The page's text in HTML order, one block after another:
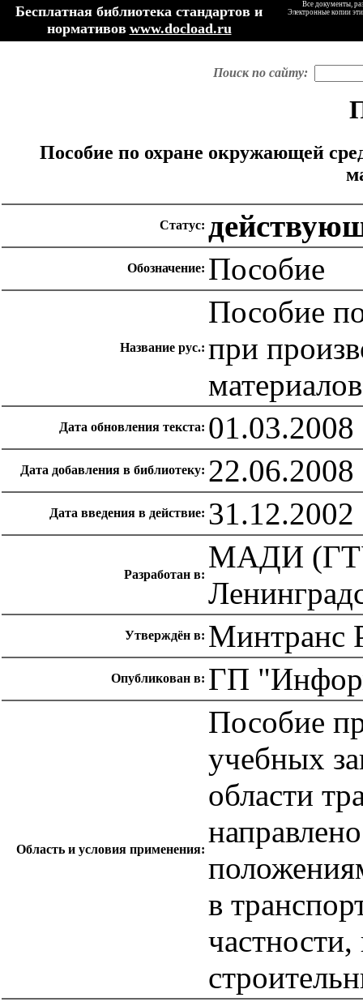
Бесплатная библиотека стандартов и
нормативов www.docload.ru
Все документы,
Электронные копии
Поиск по сайту:
Пособие по охране окружающей
Статус:
Обозначение: Пособие
Название рус.:
Пособие
при
материалов
Дата обновления текста: 01.03.2008
Дата добавления в библиотеку: 22.06.2008
Дата введения в действие: 31.12.2002
Разработан в:
МАДИ
Утверждён в: Минтранс
Опубликован в: ГП
Область и условия применения:
Пособие
учебных
области
в